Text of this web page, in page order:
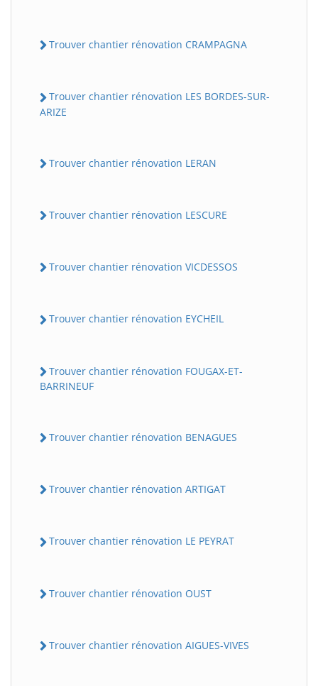
Trouver chantier rénovation CRAMPAGNA
Trouver chantier rénovation LES BORDES-SUR-
ARIZE
Trouver chantier rénovation LERAN
Trouver chantier rénovation LESCURE
Trouver chantier rénovation VICDESSOS
Trouver chantier rénovation EYCHEIL
Trouver chantier rénovation FOUGAX-ET-
BARRINEUF
Trouver chantier rénovation BENAGUES
Trouver chantier rénovation ARTIGAT
Trouver chantier rénovation LE PEYRAT
Trouver chantier rénovation OUST
Trouver chantier rénovation AIGUES-VIVES